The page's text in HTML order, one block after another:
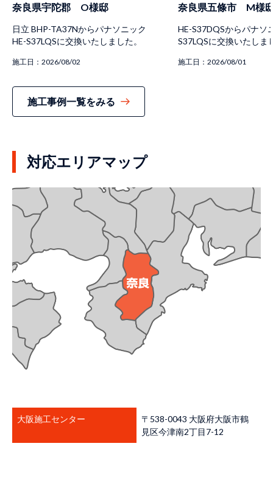
奈良県宇陀郡 O様邸
日立 BHP-TA37Nからパナソニック
HE-S37LQSに交換いたしました。
施工日： 2026/08/02
奈良県五條市 M様
HE-S37DQSからパナソ
S37LQSに交換いたしま
施工日： 2026/08/01
施工事例一覧をみる
対応エリアマップ
大阪施工センター
〒538-0043 大阪府大阪市鶴
見区今津南2丁目7-12